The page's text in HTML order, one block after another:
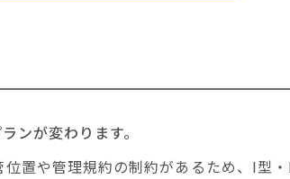
ンが変わります。
置や管理規約の制約があるため、I型